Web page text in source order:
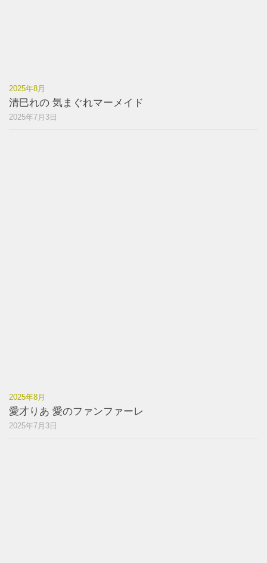
2025年8月
清巳れの 気まぐれマーメイド
2025年7月3日
2025年8月
愛才りあ 愛のファンファーレ
2025年7月3日